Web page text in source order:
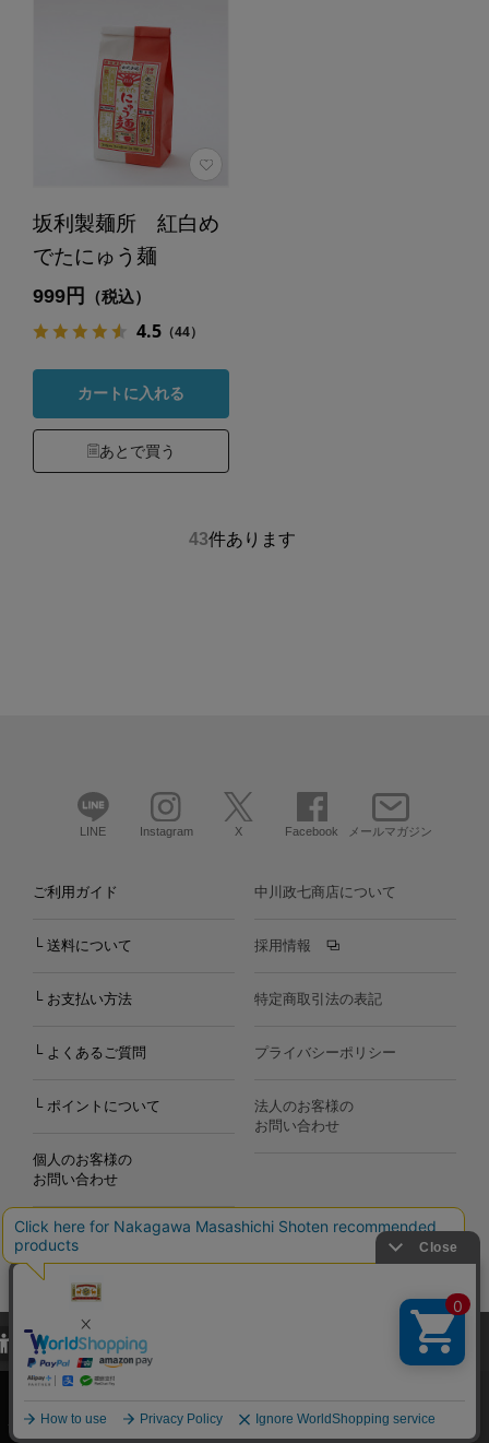
坂利製麺所 紅白め
でたにゅう麺
999円 （税込）
4.5（44）
カートに入れる
あとで買う
43件あります
LINE Instagram X Facebook メールマガジン
ご利用ガイド
└ 送料について
└ お支払い方法
└ よくあるご質問
└ ポイントについて
個人のお客様の
お問い合わせ
中川政七商店について
採用情報
特定商取引法の表記
プライバシーポリシー
法人のお客様の
お問い合わせ
Copyright©2000-2026
Nakagawa Masashichi Shoten All Rights Reserved.
当サイトでは、当サイト内における閲覧履歴・属性情報などの取得およ
び利便性向上のためにクッキー（Cookie）を使用いたします。詳細に
関しては「プライバシーポリシー
承諾する